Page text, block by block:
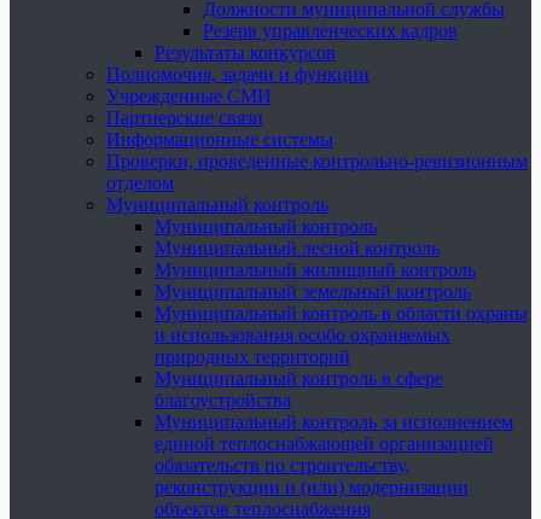
Должности муниципальной службы
Резерв управленческих кадров
Результаты конкурсов
Полномочия, задачи и функции
Учрежденные СМИ
Партнерские связи
Информационные системы
Проверки, проведенные контрольно-ревизионным
отделом
Муниципальный контроль
Муниципальный контроль
Муниципальный лесной контроль
Муниципальный жилищный контроль
Муниципальный земельный контроль
Муниципальный контроль в области охраны
и использования особо охраняемых
природных территорий
Муниципальный контроль в сфере
благоустройства
Муниципальный контроль за исполнением
единой теплоснабжающей организацией
обязательств по строительству,
реконструкции и (или) модернизации
объектов теплоснабжения